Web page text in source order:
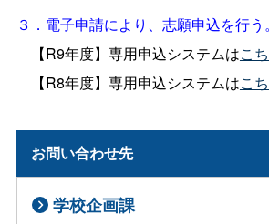
３．電子申請により、志願申込を行う。
【R9年度】専用申込システムはこ
【R8年度】専用申込システムはこ
お問い合わせ先
学校企画課